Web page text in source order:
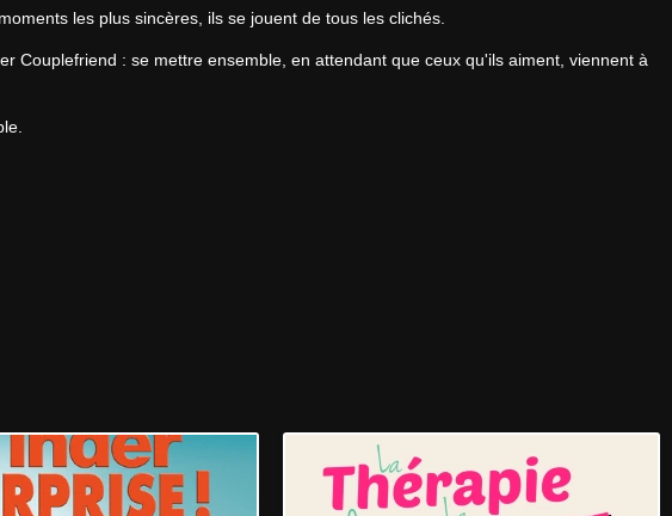
les plus sincères, ils se jouent de tous les clichés.
Couplefriend : se mettre ensemble, en attendant que ceux qu'ils aiment, viennent à